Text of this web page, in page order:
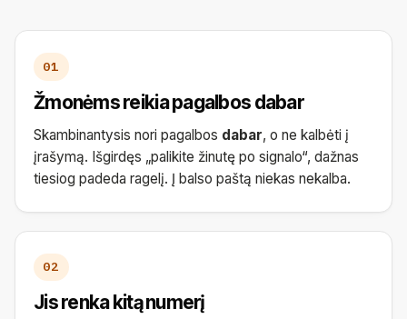
01
Žmonėms reikia pagalbos dabar
Skambinantysis nori pagalbos dabar, o ne kalbėti į
įrašymą. Išgirdęs „palikite žinutę po signalo“, dažnas
tiesiog padeda ragelį. Į balso paštą niekas nekalba.
02
Jis renka kitą numerį